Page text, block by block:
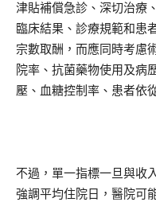
津貼補償急診、深切治療
臨床結果、診療規範和患
宗數取酬，而應同時考慮
院率、抗菌藥物使用及病
壓、血糖控制率、患者依
不過，單一指標一旦與收
強調平均住院日，醫院可